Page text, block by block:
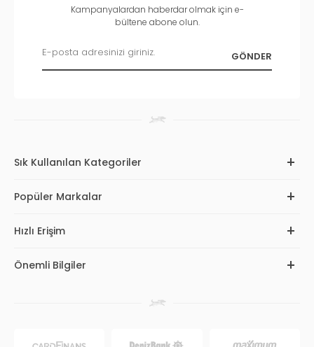
Kampanyalardan haberdar olmak için e-
bültene abone olun.
Sık Kullanılan Kategoriler
Popüler Markalar
Hızlı Erişim
Önemli Bilgiler